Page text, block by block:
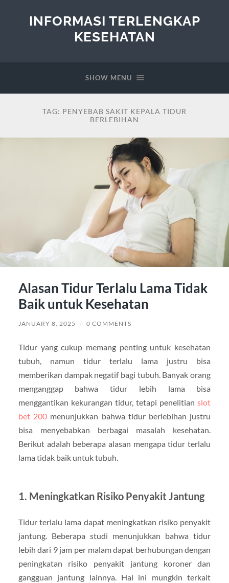
INFORMASI TERLENGKAP
KESEHATAN
SHOW MENU
TAG: PENYEBAB SAKIT KEPALA TIDUR
BERLEBIHAN
Alasan Tidur Terlalu Lama Tidak
Baik untuk Kesehatan
JANUARY 8, 2025 / 0 COMMENTS
Tidur yang cukup memang penting untuk kesehatan
tubuh, namun tidur terlalu lama justru bisa
memberikan dampak negatif bagi tubuh. Banyak orang
menganggap bahwa tidur lebih lama bisa
menggantikan kekurangan tidur, tetapi penelitianslot
bet 200 menunjukkan bahwa tidur berlebihan justru
bisa menyebabkan berbagai masalah kesehatan.
Berikut adalah beberapa alasan mengapa tidur terlalu
lama tidak baik untuk tubuh.
1. Meningkatkan Risiko Penyakit Jantung
Tidur terlalu lama dapat meningkatkan risiko penyakit
jantung. Beberapa studi menunjukkan bahwa tidur
lebih dari 9 jam per malam dapat berhubungan dengan
peningkatan risiko penyakit jantung koroner dan
gangguan jantung lainnya. Hal ini mungkin terkait